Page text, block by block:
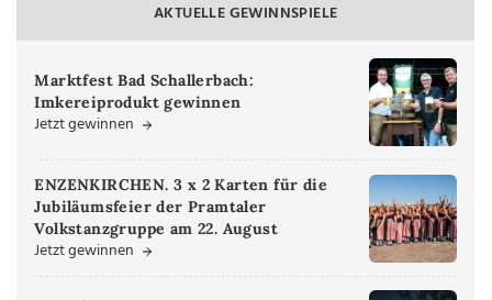
AKTUELLE GEWINNSPIELE
Marktfest Bad Schallerbach:
Imkereiprodukt gewinnen
Jetzt gewinnen
ENZENKIRCHEN. 3 x 2 Karten für die
Jubiläumsfeier der Pramtaler
Volkstanzgruppe am 22. August
Jetzt gewinnen